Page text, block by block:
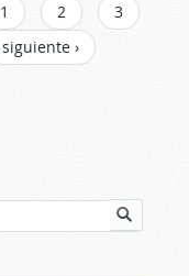
1 2
3
siguiente ›